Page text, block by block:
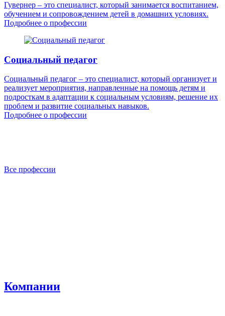
Гувернер – это специалист, который занимается воспитанием,
обучением и сопровождением детей в домашних условиях.
Подробнее о профессии
Социальный педагог
Социальный педагог – это специалист, который организует и
реализует мероприятия, направленные на помощь детям и
подросткам в адаптации к социальным условиям, решение их
проблем и развитие социальных навыков.
Подробнее о профессии
Все профессии
Компании